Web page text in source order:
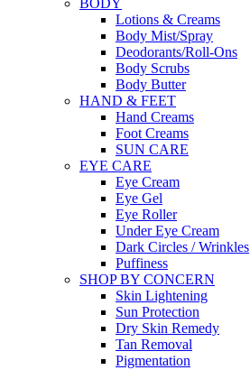
BODY
Lotions & Creams
Body Mist/Spray
Deodorants/Roll-Ons
Body Scrubs
Body Butter
HAND & FEET
Hand Creams
Foot Creams
SUN CARE
EYE CARE
Eye Cream
Eye Gel
Eye Roller
Under Eye Cream
Dark Circles / Wrinkles
Puffiness
SHOP BY CONCERN
Skin Lightening
Sun Protection
Dry Skin Remedy
Tan Removal
Pigmentation